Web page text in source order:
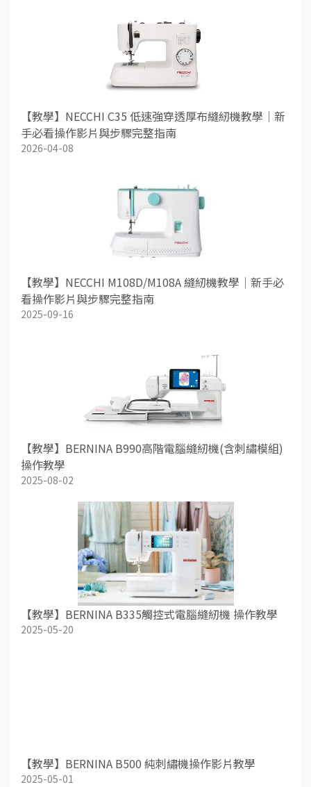
【教學】NECCHI C35 低速強穿透厚布縫紉機教學｜新
手必看操作影片與步驟完整指南
2026-04-08
【教學】NECCHI M108D/M108A 縫紉機教學｜新手必
看操作影片與步驟完整指南
2025-09-16
【教學】BERNINA B990高階電腦縫紉機(含刺繡模組)
操作教學
2025-08-02
【教學】BERNINA B335觸控式電腦縫紉機 操作教學
2025-05-20
【教學】BERNINA B500 純刺繡機操作影片教學
2025-05-01